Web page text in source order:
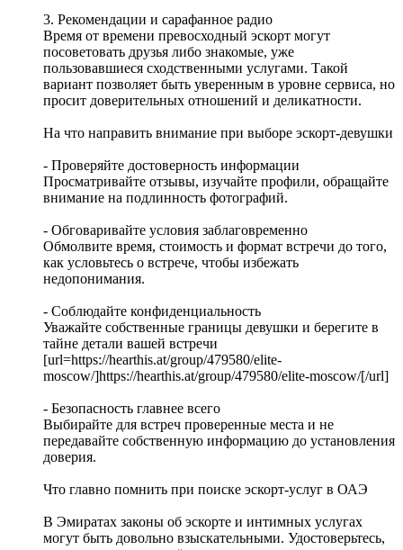
3. Рекомендации и сарафанное радио
Время от времени превосходный эскорт могут
посоветовать друзья либо знакомые, уже
пользовавшиеся сходственными услугами. Такой
вариант позволяет быть уверенным в уровне сервиса, но
просит доверительных отношений и деликатности.
На что направить внимание при выборе эскорт-девушки
- Проверяйте достоверность информации
Просматривайте отзывы, изучайте профили, обращайте
внимание на подлинность фотографий.
- Обговаривайте условия заблаговременно
Обмолвите время, стоимость и формат встречи до того,
как условьтесь о встрече, чтобы избежать
недопонимания.
- Соблюдайте конфиденциальность
Уважайте собственные границы девушки и берегите в
тайне детали вашей встречи
[url=https://hearthis.at/group/479580/elite-
moscow/]https://hearthis.at/group/479580/elite-moscow/[/url]
- Безопасность главнее всего
Выбирайте для встреч проверенные места и не
передавайте собственную информацию до установления
доверия.
Что главно помнить при поиске эскорт-услуг в ОАЭ
В Эмиратах законы об эскорте и интимных услугах
могут быть довольно взыскательными. Удостоверьтесь,